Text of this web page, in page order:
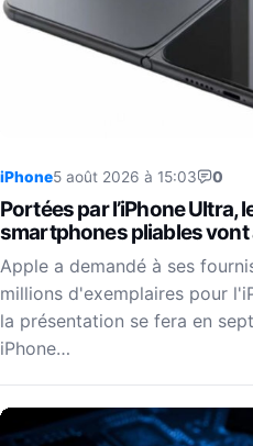
iPhone5 août 2026 à 15:03 0
Portées par l’iPhone Ultra,
smartphones pliables vont
Apple a demandé à ses
millions d'exemplaires pour
la présentation se fera en
iPhone…